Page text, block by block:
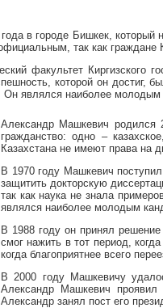
в городе Бишкек, который
так как
факультет Киргизского
которой он достиг,
Он являлся наиболее
Александр Машкевич родился
гражданство: одно –
Казахстана не имеют права на
В 1970 году Машкевич поступил
защитить докторскую
так как наука не знала
являлся наиболее молодым
В 1988 году он принял
смог нажить в тот период,
когда благоприятнее всего
В 2000 году Машкевичу
Александр Машкевич проявил
Александр занял пост его